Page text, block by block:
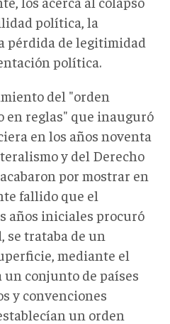
política, la
pérdida de legitimidad
política.
del "orden
reglas" que inauguró
en los años noventa
y del Derecho
por mostrar en
fallido que el
años iniciales procuró
se trataba de un
mediante el
un conjunto de países
y convenciones
un orden